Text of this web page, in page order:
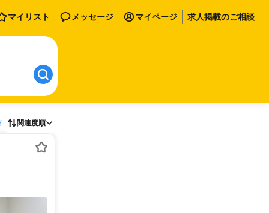
マイリスト メッセージ マイページ 求人掲載のご相談
関連度順